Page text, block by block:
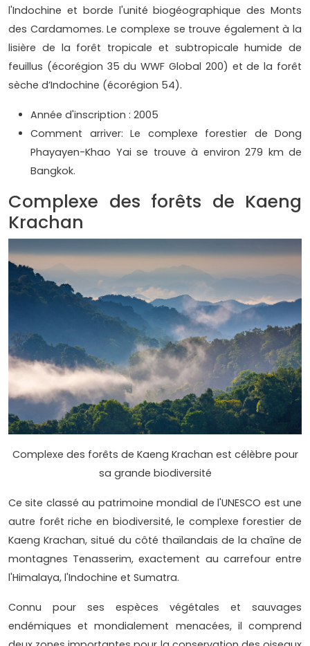
l'Indochine et borde l'unité biogéographique des Monts
des Cardamomes. Le complexe se trouve également à la
lisière de la forêt tropicale et subtropicale humide de
feuillus (écorégion 35 du WWF Global 200) et de la forêt
sèche d’Indochine (écorégion 54).
Année d'inscription : 2005
Comment arriver: Le complexe forestier de Dong
Phayayen-Khao Yai se trouve à environ 279 km de
Bangkok.
Complexe des forêts de Kaeng
Krachan
Complexe des forêts de Kaeng Krachan est célèbre pour
sa grande biodiversité
Ce site classé au patrimoine mondial de l'UNESCO est une
autre forêt riche en biodiversité, le complexe forestier de
Kaeng Krachan, situé du côté thaïlandais de la chaîne de
montagnes Tenasserim, exactement au carrefour entre
l'Himalaya, l'Indochine et Sumatra.
Connu pour ses espèces végétales et sauvages
endémiques et mondialement menacées, il comprend